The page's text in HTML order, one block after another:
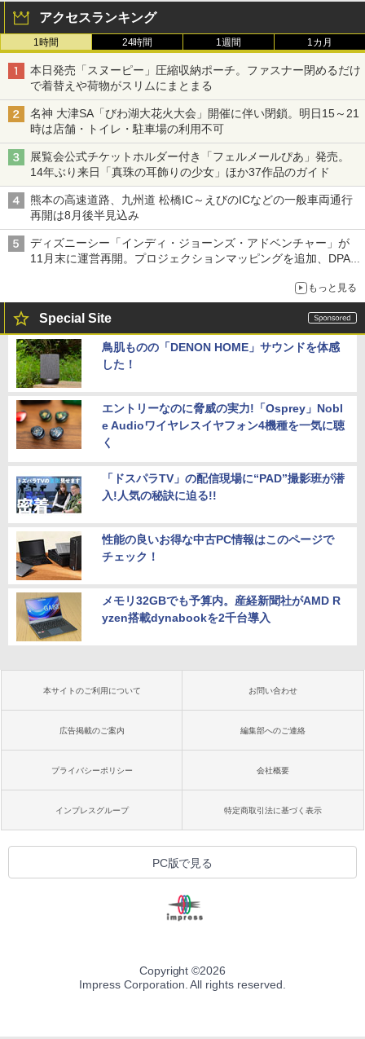
アクセスランキング
1時間 24時間 1週間 1カ月
本日発売「スヌーピー」圧縮収納ポーチ。ファスナー閉めるだけ
で着替えや荷物がスリムにまとまる
名神 大津SA「びわ湖大花火大会」開催に伴い閉鎖。明日15～21
時は店舗・トイレ・駐車場の利用不可
展覧会公式チケットホルダー付き「フェルメールぴあ」発売。
14年ぶり来日「真珠の耳飾りの少女」ほか37作品のガイド
熊本の高速道路、九州道 松橋IC～えびのICなどの一般車両通行
再開は8月後半見込み
ディズニーシー「インディ・ジョーンズ・アドベンチャー」が
11月末に運営再開。プロジェクションマッピングを追加、DPA
もっと見る
Special Site
鳥肌ものの「DENON HOME」サウンドを体感
した！
エントリーなのに脅威の実力!「Osprey」Nobl
e Audioワイヤレスイヤフォン4機種を一気に聴
く
「ドスパラTV」の配信現場に“PAD”撮影班が潜
入!人気の秘訣に迫る!!
性能の良いお得な中古PC情報はこのページで
チェック！
メモリ32GBでも予算内。産経新聞社がAMD R
yzen搭載dynabookを2千台導入
本サイトのご利用について お問い合わせ
広告掲載のご案内 編集部へのご連絡
プライバシーポリシー 会社概要
インプレスグループ 特定商取引法に基づく表示
PC版で見る
Copyright ©2026
Impress Corporation. All rights reserved.